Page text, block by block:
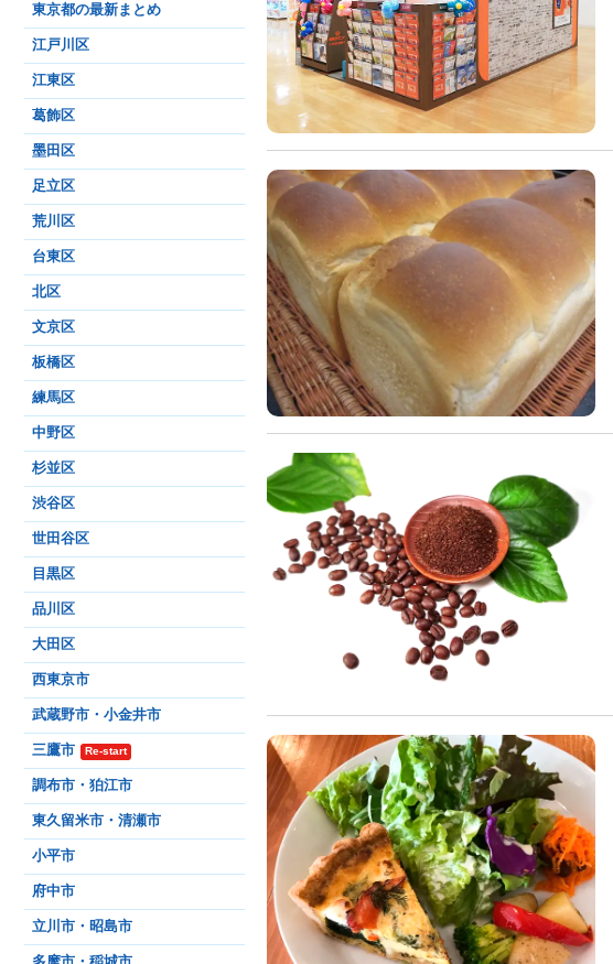
東京都の最新まとめ
江戸川区
江東区
葛飾区
墨田区
足立区
荒川区
台東区
北区
文京区
板橋区
練馬区
中野区
杉並区
渋谷区
世田谷区
目黒区
品川区
大田区
西東京市
武蔵野市・小金井市
三鷹市 Re-start
調布市・狛江市
東久留米市・清瀬市
小平市
府中市
立川市・昭島市